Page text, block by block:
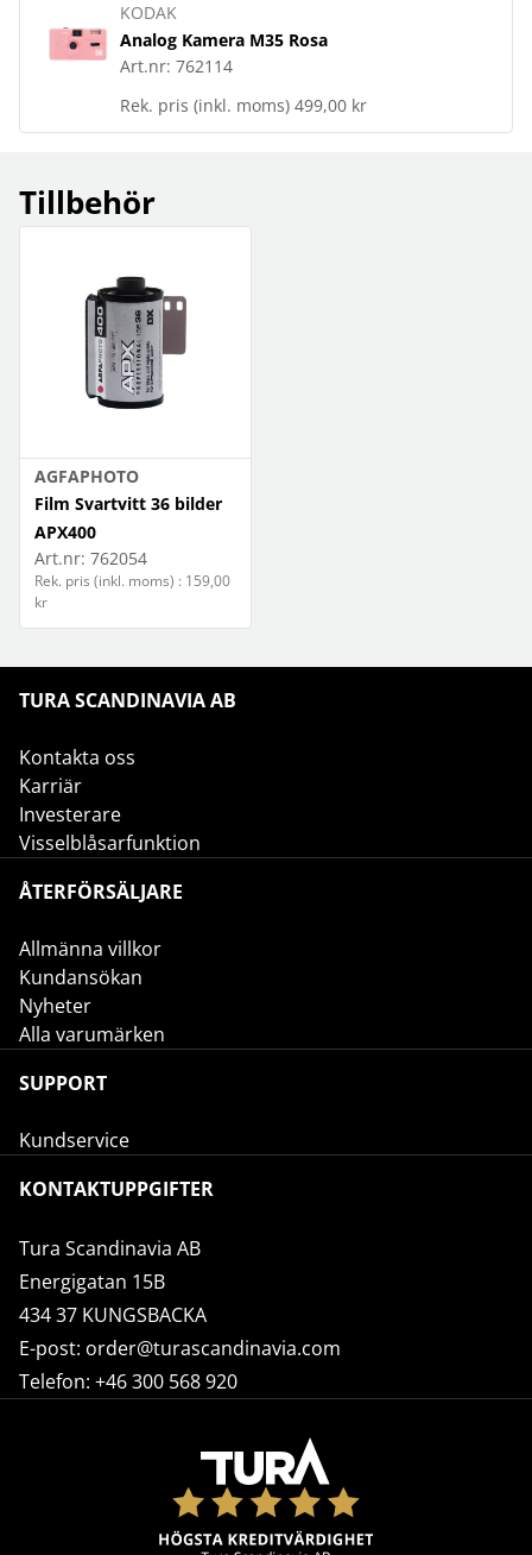
KODAK
Analog Kamera M35 Rosa
Art.nr: 762114
Rek. pris (inkl. moms) 499,00 kr
Tillbehör
AGFAPHOTO
Film Svartvitt 36 bilder
APX400
Art.nr: 762054
Rek. pris (inkl. moms) : 159,00
kr
TURA SCANDINAVIA AB
Kontakta oss
Karriär
Investerare
Visselblåsarfunktion
ÅTERFÖRSÄLJARE
Allmänna villkor
Kundansökan
Nyheter
Alla varumärken
SUPPORT
Kundservice
KONTAKTUPPGIFTER
Tura Scandinavia AB
Energigatan 15B
434 37 KUNGSBACKA
E-post: order@turascandinavia.com
Telefon: +46 300 568 920